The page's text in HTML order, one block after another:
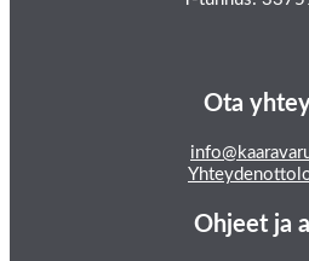
Ota
Ohjeet ja